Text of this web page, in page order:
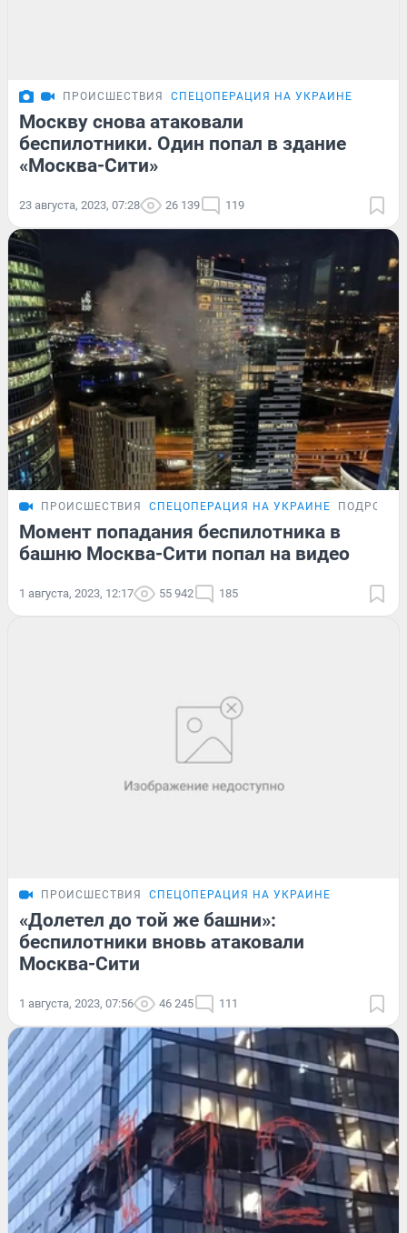
ПРОИСШЕСТВИЯ СПЕЦОПЕРАЦИЯ НА УКРАИНЕ
Москву снова атаковали
беспилотники. Один попал в здание
«Москва-Сити»
23 августа, 2023, 07:28 26 139 119
ПРОИСШЕСТВИЯ СПЕЦОПЕРАЦИЯ НА УКРАИНЕ
Момент попадания беспилотника в
башню Москва-Сити попал на видео
1 августа, 2023, 12:17 55 942 185
ПРОИСШЕСТВИЯ СПЕЦОПЕРАЦИЯ НА УКРАИНЕ
«Долетел до той же башни»:
беспилотники вновь атаковали
Москва-Сити
1 августа, 2023, 07:56 46 245 111